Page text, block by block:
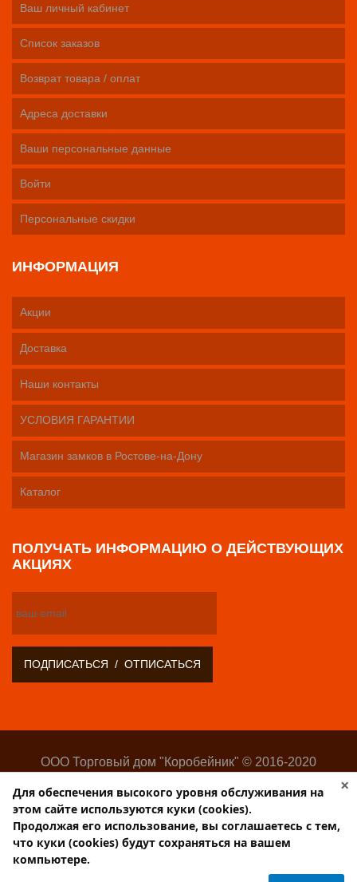
Ваш личный кабинет
Список заказов
Возврат товара / оплат
Адреса доставки
Ваши персональные данные
Войти
Персональные скидки
ИНФОРМАЦИЯ
Акции
Доставка
Наши контакты
УСЛОВИЯ ГАРАНТИИ
Магазин замков в Ростове-на-Дону
Каталог
ПОЛУЧАТЬ ИНФОРМАЦИЮ О ДЕЙСТВУЮЩИХ
АКЦИЯХ
ООО Торговый дом "Коробейник" © 2016-2020
изделий
Разработка:Web-студия Websilon
Поддержка сайта —ООО «Центр-Интернет»
Торговый дом КОРОБЕЙНИК
×
Для обеспечения высокого уровня обслуживания на
этом сайте используются куки (cookies).
Продолжая его использование, вы соглашаетесь с тем,
что куки (cookies) будут сохраняться на вашем
компьютере.